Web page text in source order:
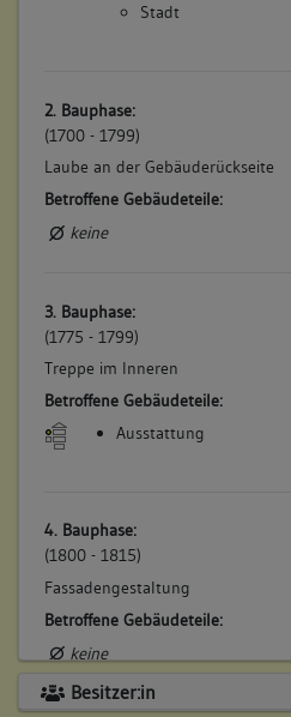
Stadt
2. Bauphase:
(1700 - 1799)
Laube an der Gebäuderückseite
Betroffene Gebäudeteile:
keine
3. Bauphase:
(1775 - 1799)
Treppe im Inneren
Betroffene Gebäudeteile:
Ausstattung
4. Bauphase:
(1800 - 1815)
Fassadengestaltung
Betroffene Gebäudeteile:
keine
Besitzer:in